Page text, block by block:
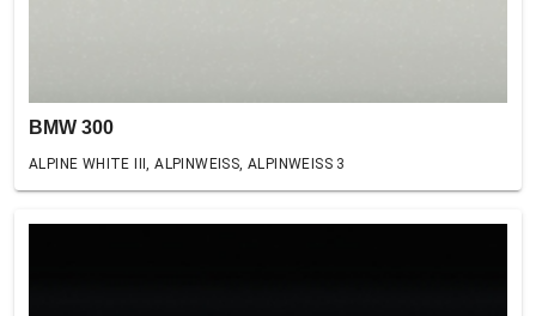
BMW 300
ALPINE WHITE III, ALPINWEISS, ALPINWEISS 3